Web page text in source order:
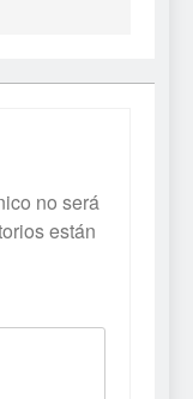
no será
están